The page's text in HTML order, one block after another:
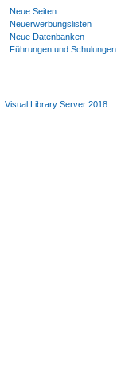
Neue Seiten
Neuerwerbungslisten
Neue Datenbanken
Führungen und Schulungen
Visual Library Server 2018